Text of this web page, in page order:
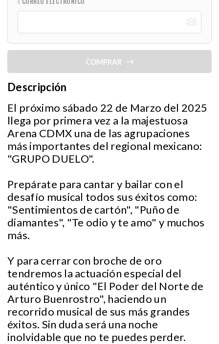
COMPRAR
Descripción
El próximo sábado 22 de Marzo del 2025
llega por primera vez a la majestuosa
Arena CDMX una de las agrupaciones
más importantes del regional mexicano:
"GRUPO DUELO".
Prepárate para cantar y bailar con el
desafío musical todos sus éxitos como:
"Sentimientos de cartón", "Puño de
diamantes", "Te odio y te amo" y muchos
más.
Y para cerrar con broche de oro
tendremos la actuación especial del
auténtico y único "El Poder del Norte de
Arturo Buenrostro", haciendo un
recorrido musical de sus más grandes
éxitos. Sin duda será una noche
inolvidable que no te puedes perder.